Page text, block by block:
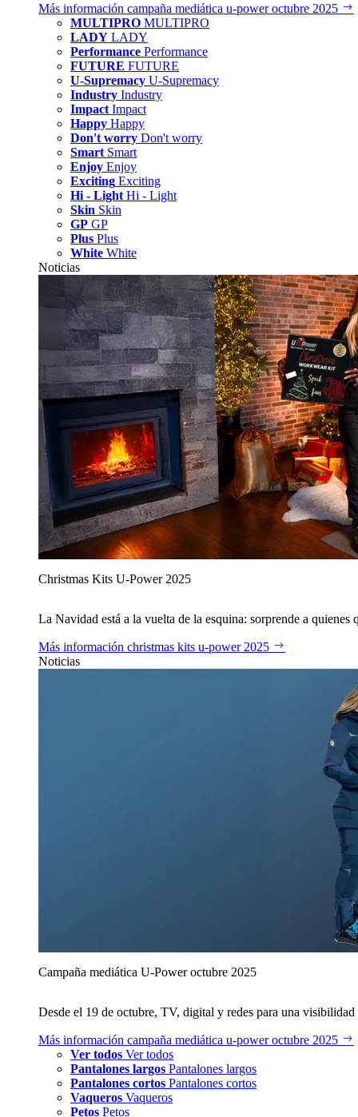
Más información campaña mediática u‑power octubre 2025
MULTIPRO MULTIPRO
LADY LADY
Performance Performance
FUTURE FUTURE
U-Supremacy U-Supremacy
Industry Industry
Impact Impact
Happy Happy
Don't worry Don't worry
Smart Smart
Enjoy Enjoy
Exciting Exciting
Hi - Light Hi - Light
Skin Skin
GP GP
Plus Plus
White White
Noticias
Christmas Kits U‑Power 2025
La Navidad está a la vuelta de la esquina: sorprende a
Más información christmas kits u‑power 2025
Noticias
Campaña mediática U‑Power octubre 2025
Desde el 19 de octubre, TV, digital y redes para una
Más información campaña mediática u‑power octubre 2025
Ver todos Ver todos
Pantalones largos Pantalones largos
Pantalones cortos Pantalones cortos
Vaqueros Vaqueros
Petos Petos